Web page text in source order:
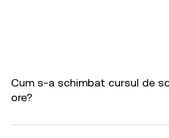
Cum s-a schimbat cursul de
ore?